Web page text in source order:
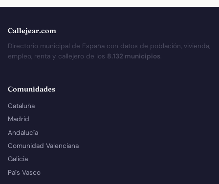
Callejear.com
Directorio municipal de España con datos de población, vivienda,
empleo, renta y callejero de los 8.132 municipios.
Comunidades
Cataluña
Madrid
Andalucía
Comunidad Valenciana
Galicia
País Vasco